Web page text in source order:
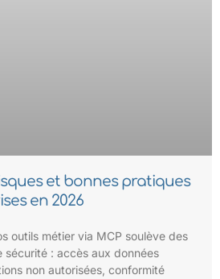
et bonnes pratiques
en 2026
outils métier via MCP soulève des
sécurité : accès aux données
non autorisées, conformité